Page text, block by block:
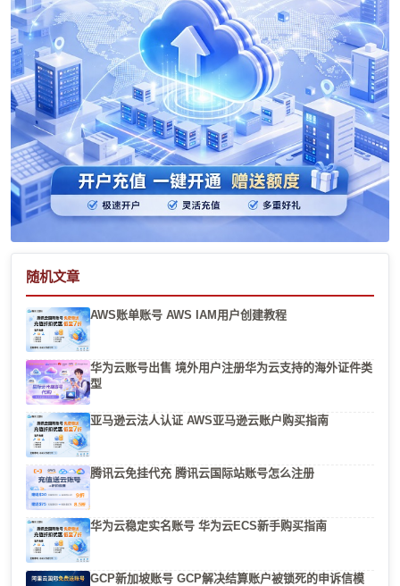
随机文章
AWS账单账号 AWS IAM用户创建教程
华为云账号出售 境外用户注册华为云支持的海外证件类
型
亚马逊云法人认证 AWS亚马逊云账户购买指南
腾讯云免挂代充 腾讯云国际站账号怎么注册
华为云稳定实名账号 华为云ECS新手购买指南
GCP新加坡账号 GCP解决结算账户被锁死的申诉信模